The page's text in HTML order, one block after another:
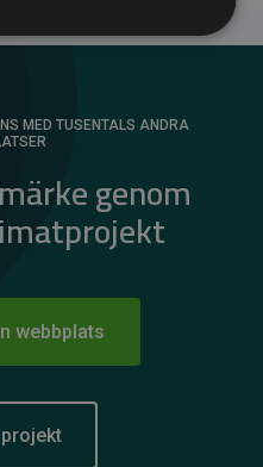
MED TUSENTALS ANDRA
genom
webbplats